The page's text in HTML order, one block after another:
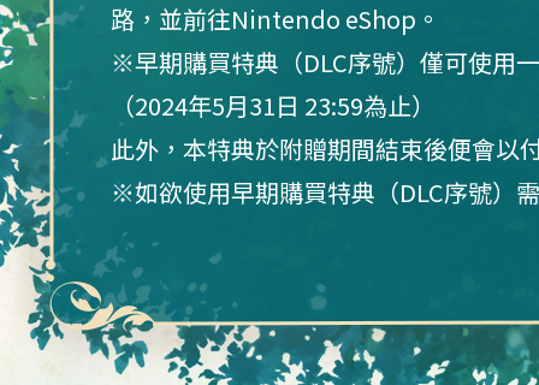
路，並前往Nintendo eShop。
※早期購買特典（DLC序號）僅可使用
（2024年5月31日 23:59為止）
此外，本特典於附贈期間結束後便會以
※如欲使用早期購買特典（DLC序號）